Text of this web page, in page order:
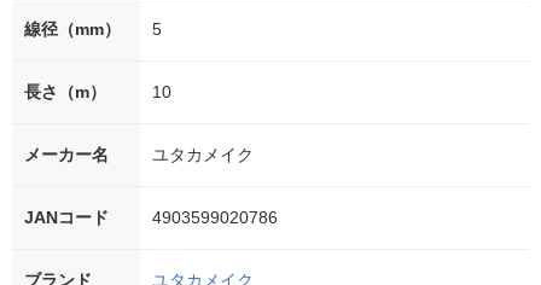
線径（mm） 5
長さ（m） 10
メーカー名 ユタカメイク
JANコード 4903599020786
ブランド ユタカメイク